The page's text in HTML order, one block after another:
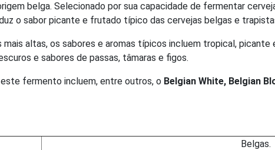
belga. Selecionado por sua capacidade de fermentar
o sabor picante e frutado típico das cervejas belgas e
altas, os sabores e aromas típicos incluem tropical, picante
e sabores de passas, tâmaras e figos.
fermento incluem, entre outros, o Belgian White, Belgian
Belgas.